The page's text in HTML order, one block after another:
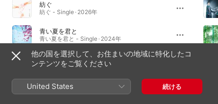
紡ぐ
紡ぐ - Single · 2026年
青い夏を君と
青い夏を君と - Single · 2024年
明日に咲く花
明日に咲く花 - Single · 2025年
他の国を選択して、お住まいの地域に特化したコ
ンテンツをご覧ください
United States 続ける